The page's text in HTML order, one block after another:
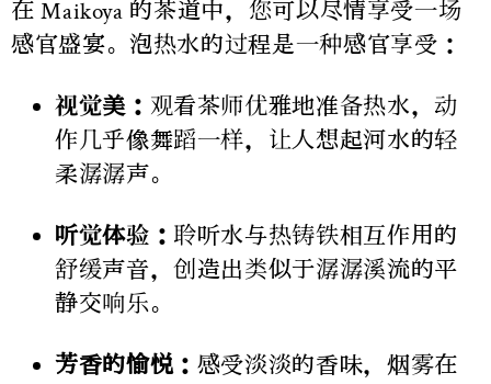
在 Maikoya 的茶道中，您可以尽情享受一场
感官盛宴。泡热水的过程是一种感官享受：
视觉美： 观看茶师优雅地准备热水，动
作几乎像舞蹈一样，让人想起河水的轻
柔潺潺声。
听觉体验： 聆听水与热铸铁相互作用的
舒缓声音，创造出类似于潺潺溪流的平
静交响乐。
芳香的愉悦： 感受淡淡的香味，烟雾在